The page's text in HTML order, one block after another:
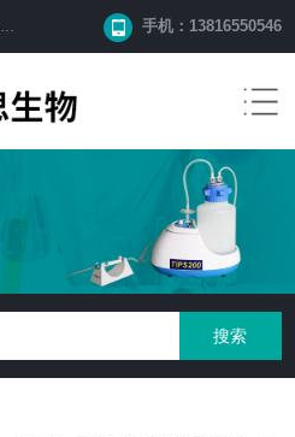
手机：13816550546